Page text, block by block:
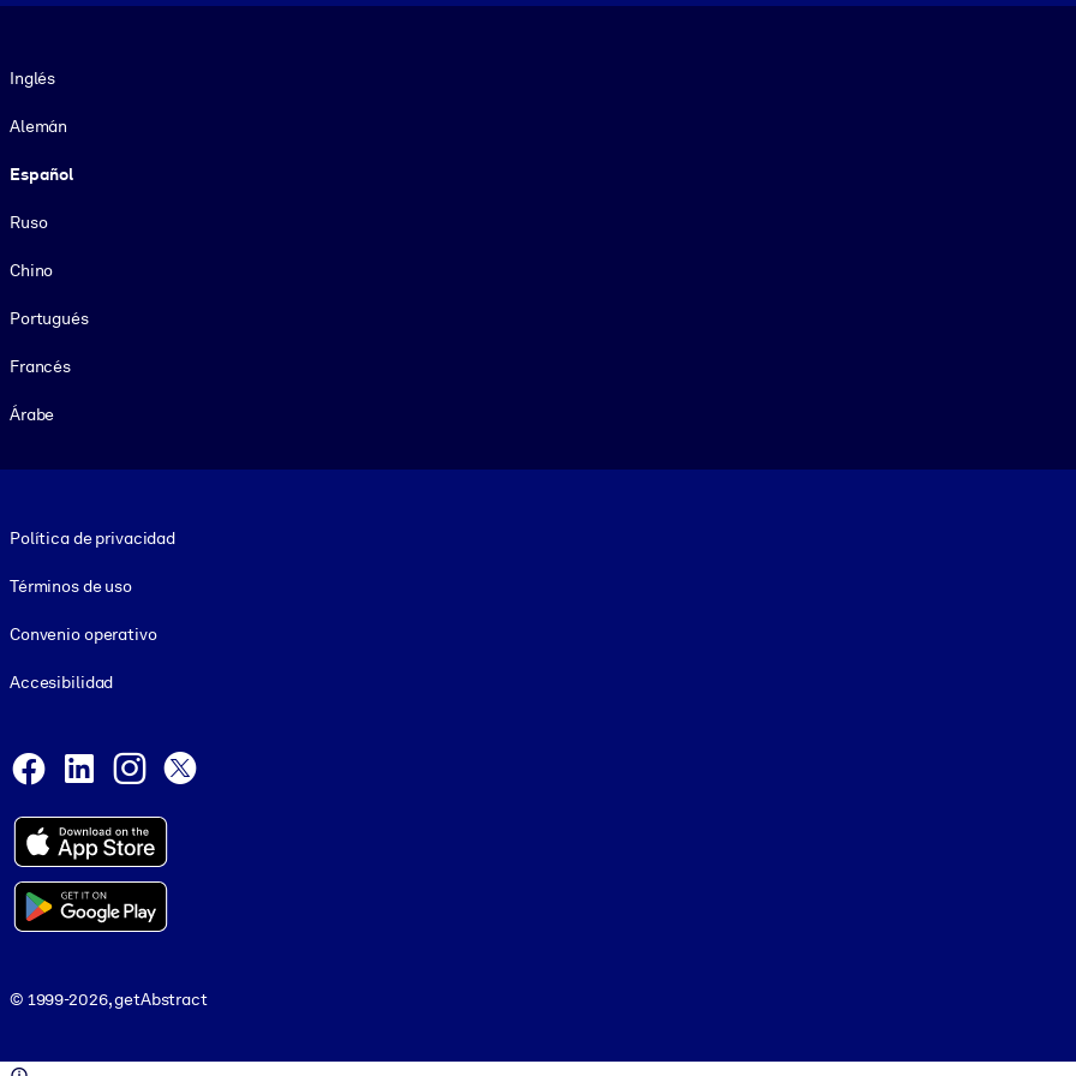
Inglés
Alemán
Español
Ruso
Chino
Portugués
Francés
Árabe
Política de privacidad
Términos de uso
Convenio operativo
Accesibilidad
Facebook
LinkedInInstagram
© 1999-2026, getAbstract